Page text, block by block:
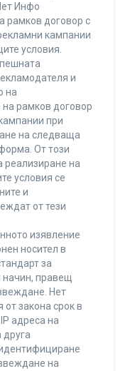
Инфо
рамков договор с
кампании
условия.
и
на
рамков договор
при
на следваща
От този
реализиране на
условия се
и
от тези
изявление
носител в
за
начин, правещ
Нет
закона срок в
адреса на
друга
на